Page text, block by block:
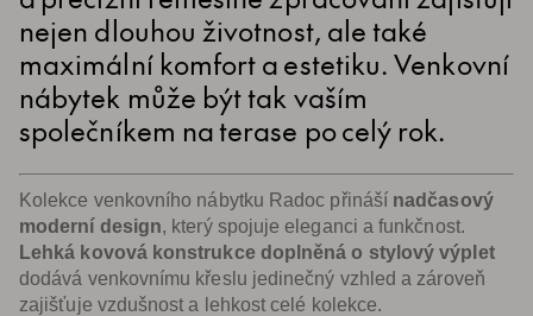
nejen dlouhou životnost, ale také
maximální komfort a estetiku. Venkovní
nábytek může být tak vaším
společníkem na terase po celý rok.
Kolekce venkovního nábytku Radoc přináší nadčasový
moderní design, který spojuje eleganci a funkčnost.
Lehká kovová konstrukce doplněná o stylový výplet
dodává venkovnímu křeslu jedinečný vzhled a zároveň
zajišťuje vzdušnost a lehkost celé kolekce.